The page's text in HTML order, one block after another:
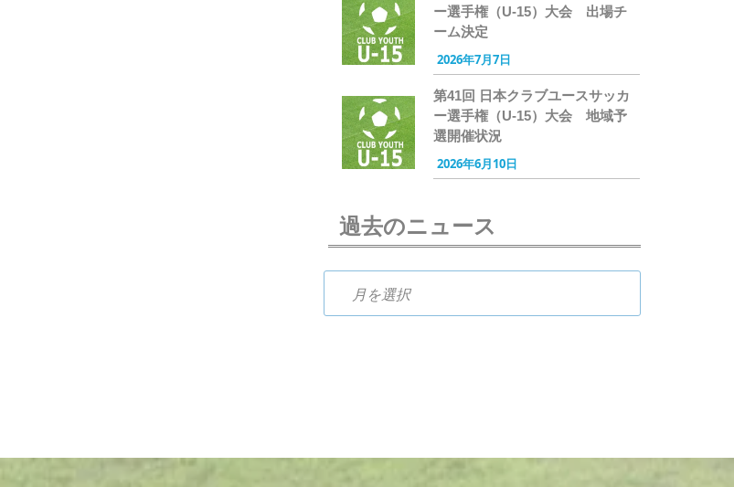
ー選手権（U-15）大会 出場チ
ーム決定
2026年7月7日
第41回 日本クラブユースサッカ
ー選手権（U-15）大会 地域予
選開催状況
2026年6月10日
過去のニュース